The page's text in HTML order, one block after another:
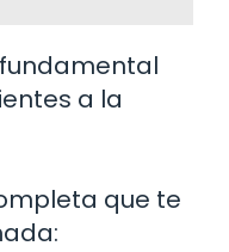
a la
que te